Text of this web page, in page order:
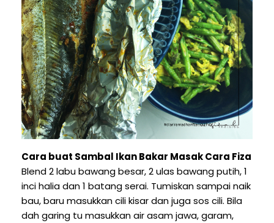
Cara buat Sambal Ikan Bakar Masak Cara Fiza
Blend 2 labu bawang besar, 2 ulas bawang putih, 1
inci halia dan 1 batang serai. Tumiskan sampai naik
bau, baru masukkan cili kisar dan juga sos cili. Bila
dah garing tu masukkan air asam jawa, garam,